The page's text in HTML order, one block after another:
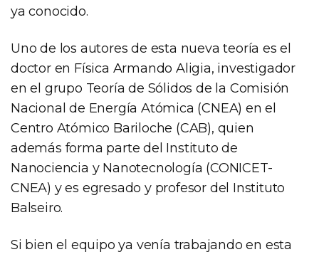
ya conocido.
Uno de los autores de esta nueva teoría es el
doctor en Física Armando Aligia, investigador
en el grupo Teoría de Sólidos de la Comisión
Nacional de Energía Atómica (CNEA) en el
Centro Atómico Bariloche (CAB), quien
además forma parte del Instituto de
Nanociencia y Nanotecnología (CONICET-
CNEA) y es egresado y profesor del Instituto
Balseiro.
Si bien el equipo ya venía trabajando en esta